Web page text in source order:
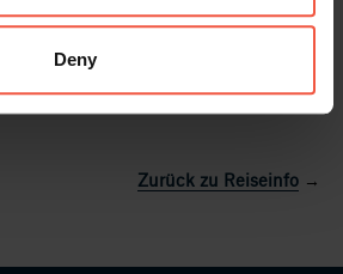
Deny
entdecken→
Zurück zu Reiseinfo →